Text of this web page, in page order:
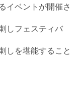
イベントが開催さ
しフェスティバ
しを堪能すること